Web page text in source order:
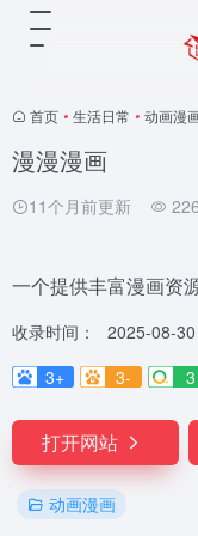
首页 • 生活日常 • 动画漫
漫漫漫画
11个月前更新 226
一个提供丰富漫画资
收录时间：
2025-08-30
3+
3- 3
打开网站
动画漫画